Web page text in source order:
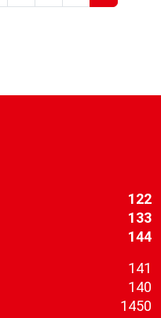
122
133
144
141
140
1450